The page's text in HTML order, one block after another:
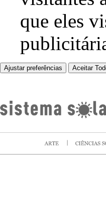
que eles
Ajustar preferências Aceitar